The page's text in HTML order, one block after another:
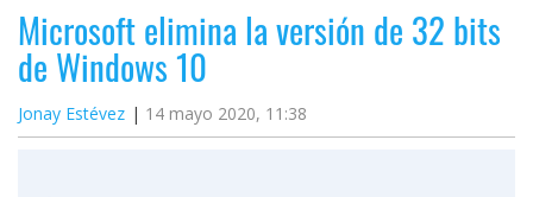
Ofertas
Apps
Microsoft elimina la versión de 32 bits
de Windows 10
Jonay Estévez 14 mayo 2020, 11:38